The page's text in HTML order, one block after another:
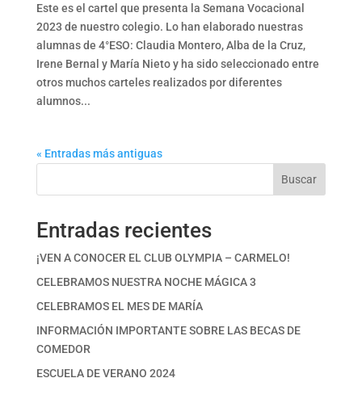
Este es el cartel que presenta la Semana Vocacional
2023 de nuestro colegio. Lo han elaborado nuestras
alumnas de 4°ESO: Claudia Montero, Alba de la Cruz,
Irene Bernal y María Nieto y ha sido seleccionado entre
otros muchos carteles realizados por diferentes
alumnos...
« Entradas más antiguas
Buscar
Entradas recientes
¡VEN A CONOCER EL CLUB OLYMPIA – CARMELO!
CELEBRAMOS NUESTRA NOCHE MÁGICA 3
CELEBRAMOS EL MES DE MARÍA
INFORMACIÓN IMPORTANTE SOBRE LAS BECAS DE
COMEDOR
ESCUELA DE VERANO 2024